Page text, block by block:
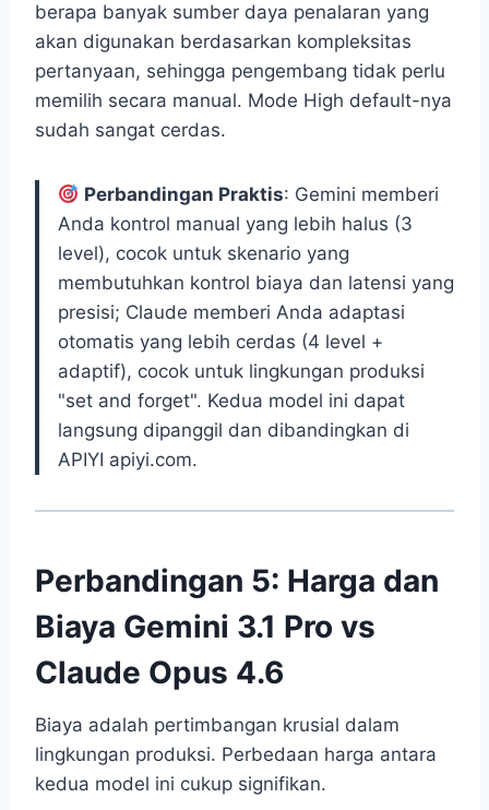
berapa banyak sumber daya penalaran yang
akan digunakan berdasarkan kompleksitas
pertanyaan, sehingga pengembang tidak perlu
memilih secara manual. Mode High default-nya
sudah sangat cerdas.
Perbandingan Praktis: Gemini memberi
Anda kontrol manual yang lebih halus (3
level), cocok untuk skenario yang
membutuhkan kontrol biaya dan latensi yang
presisi; Claude memberi Anda adaptasi
otomatis yang lebih cerdas (4 level +
adaptif), cocok untuk lingkungan produksi
"set and forget". Kedua model ini dapat
langsung dipanggil dan dibandingkan di
APIYI apiyi.com.
Perbandingan 5: Harga dan
Biaya Gemini 3.1 Pro vs
Claude Opus 4.6
Biaya adalah pertimbangan krusial dalam
lingkungan produksi. Perbedaan harga antara
kedua model ini cukup signifikan.